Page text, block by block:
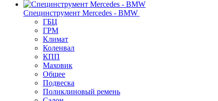
Специнструмент Mercedes - BMW
ГБЦ
ГРМ
Климат
Коленвал
КПП
Маховик
Общее
Подвеска
Поликлиновый ремень